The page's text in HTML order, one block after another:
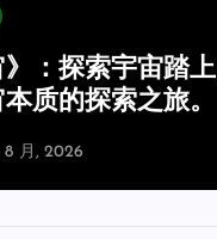
》：探索宇宙踏
质的探索之旅。
8 月, 2026